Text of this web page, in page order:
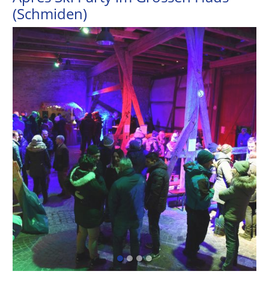
(Schmiden)